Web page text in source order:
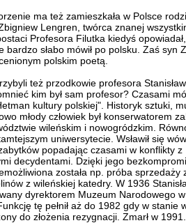
ma też zamieszkała w Polsce
Lengren, twórca znanej
Profesora Filutka kiedyś
bardzo słabo mówił po polsku. Zaś syn
polskim poetą.
też przodkowie profesora
kim był sam profesor? Czasami
kultury polskiej". Historyk sztuki,
młody człowiek był konserwatorem
wileńskim i nowogródzkim.
uniwersytecie. Wsławił się
popadając czasami w konflikty z
decydentami. Dzięki jego
została np. próba sprzedaży
z wileńskiej katedry. W 1936
dyrektorem Muzeum Narodowego w
tę pełnił aż do 1982 gdy w stanie
do złożenia rezygnacji. Zmarł w 1991.